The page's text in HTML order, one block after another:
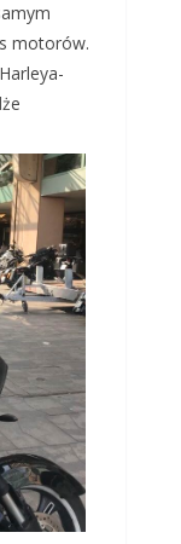
motorów.